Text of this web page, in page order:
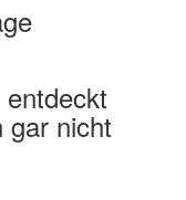
gar nicht